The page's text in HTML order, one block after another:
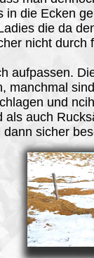
in die Ecken
die da
nicht durch
aufpassen.
manchmal
und
als auch
sicher